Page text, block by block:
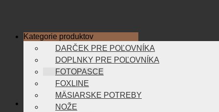
Kategorie produktov
DARČEK PRE POĽOVNÍKA
DOPLNKY PRE POĽOVNÍKA
FOTOPASCE
FOXLINE
MÄSIARSKE POTREBY
NOŽE